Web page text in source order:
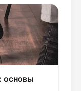
основы